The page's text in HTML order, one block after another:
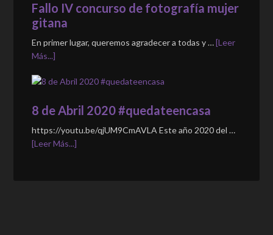
Fallo IV concurso de fotografía mujer
gitana
En primer lugar, queremos agradecer a todas y …[Leer
Más...]
8 de Abril 2020 #quedateencasa
https://youtu.be/qjUM9CmAVLA Este año 2020 del …
[Leer Más...]